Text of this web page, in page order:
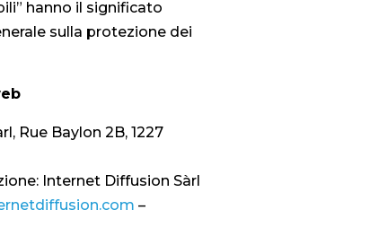
hanno il significato
sulla protezione dei
Rue Baylon 2B, 1227
Internet Diffusion Sàrl
–